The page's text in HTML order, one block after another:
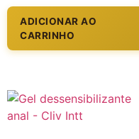
ADICIONAR AO
CARRINHO